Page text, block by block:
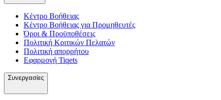
Κέντρο Βοήθειας
Κέντρο Βοήθειας για Προμηθευτές
Όροι & Προϋποθέσεις
Πολιτική Κριτικών Πελατών
Πολιτική απορρήτου
Εφαρμογή Tiqets
Συνεργασίες